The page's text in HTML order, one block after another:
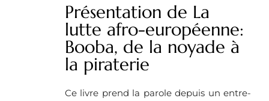
Présentation de La
lutte afro-européenne:
Booba, de la noyade à
la piraterie
Ce livre prend la parole depuis un entre-